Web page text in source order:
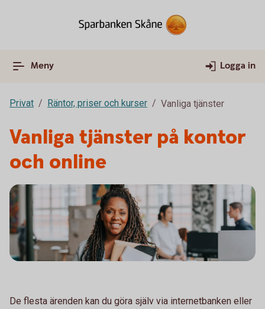
Meny Logga in
Privat Räntor, priser och kurser Vanliga tjänster
Vanliga tjänster på kontor
och online
De flesta ärenden kan du göra själv via internetbanken eller